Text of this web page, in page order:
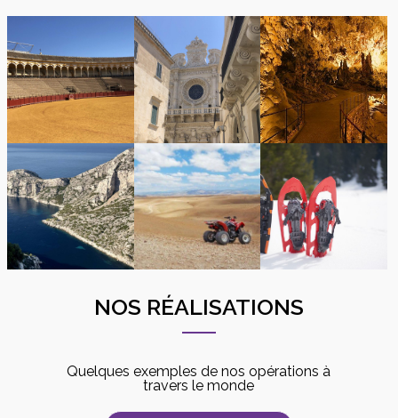
NOS RÉALISATIONS
Quelques exemples de nos opérations à
travers le monde